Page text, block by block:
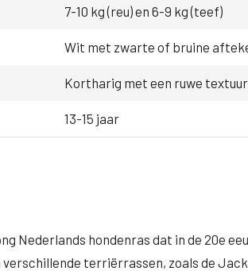
7-10 kg (reu) en 6-9 kg (teef)
Wit met zwarte of bruine
Kortharig met een ruwe textuur
13-15 jaar
Nederlands hondenras dat in de 20e
terriërrassen, zoals de